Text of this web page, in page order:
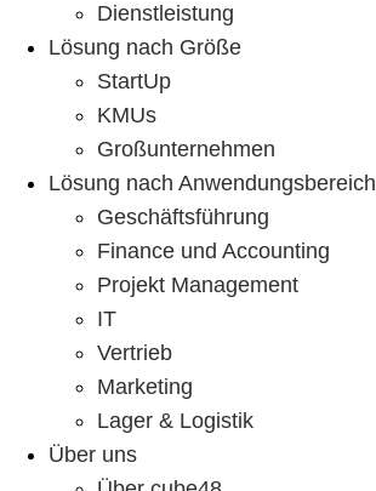
Dienstleistung
Lösung nach Größe
StartUp
KMUs
Großunternehmen
Lösung nach Anwendungsbereich
Geschäftsführung
Finance und Accounting
Projekt Management
IT
Vertrieb
Marketing
Lager & Logistik
Über uns